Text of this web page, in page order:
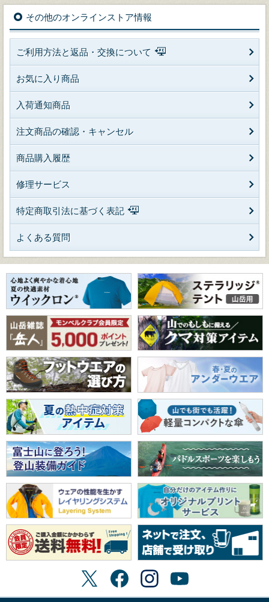
その他のオンラインストア情報
ご利用方法と返品・交換について
お気に入り商品
入荷通知商品
注文商品の確認・キャンセル
商品購入履歴
修理サービス
特定商取引法に基づく表記
よくある質問